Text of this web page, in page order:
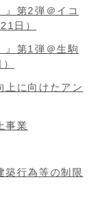
』第2弾＠イコ
日）
』第1弾＠生駒
上に向けたアン
事業
築行為等の制限